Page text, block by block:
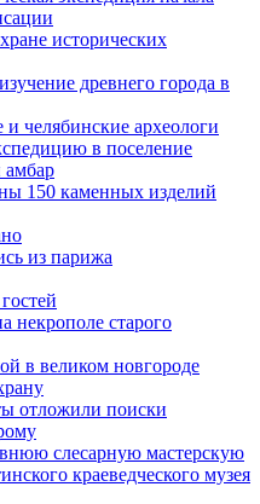
исторических
древнего города в
челябинские археологи
в поселение
амбар
150 каменных изделий
из парижа
некрополе старого
в великом новгороде
отложили поиски
слесарную мастерскую
краеведческого музея